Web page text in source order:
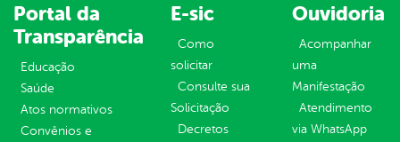
Portal da
Transparência
Educação
Saúde
Atos normativos
Convênios e
E-sic
Como
solicitar
Consulte sua
Solicitação
Decretos
Ouvidoria
Acompanhar
uma
Manifestação
Atendimento
via WhatsApp